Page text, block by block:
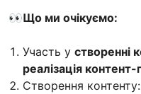
👀Що ми очікуємо:
Участь у створенні
реалізація
Створення контенту: